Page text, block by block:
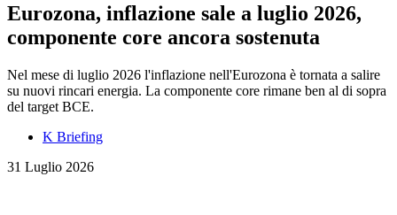
Eurozona, inflazione sale a luglio 2026,
componente core ancora sostenuta
Nel mese di luglio 2026 l'inflazione nell'Eurozona è tornata a salire
su nuovi rincari energia. La componente core rimane ben al di sopra
del target BCE.
K Briefing
31 Luglio 2026